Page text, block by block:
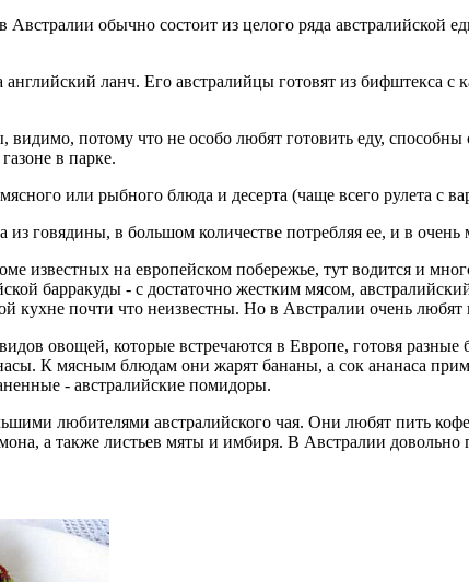
Австралии обычно состоит из целого ряда
ланч. Его австралийцы готовят из бифштекса
видимо, потому что не особо любят готовить еду,
в парке.
или рыбного блюда и десерта (чаще всего рулета с
говядины, в большом количестве потребляя ее, и в
известных на европейском побережье, тут водится и
барракуды - с достаточно жестким мясом,
кухне почти что неизвестны. Но в Австралии очень любят
овощей, которые встречаются в Европе, готовя
К мясным блюдам они жарят бананы, а сок ананаса
- австралийские помидоры.
любителями австралийского чая. Они любят пить
а также листьев мяты и имбиря. В Австралии